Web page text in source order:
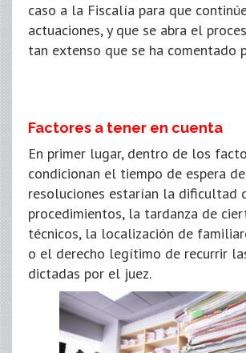
caso a la Fiscalía para que
actuaciones, y que se abra el
tan extenso que se ha comentado
Factores a tener en cuenta
En primer lugar, dentro de los
condicionan el tiempo de espera
resoluciones estarían la dificultad
procedimientos, la tardanza de
técnicos, la localización de
o el derecho legítimo de recurrir
dictadas por el juez.